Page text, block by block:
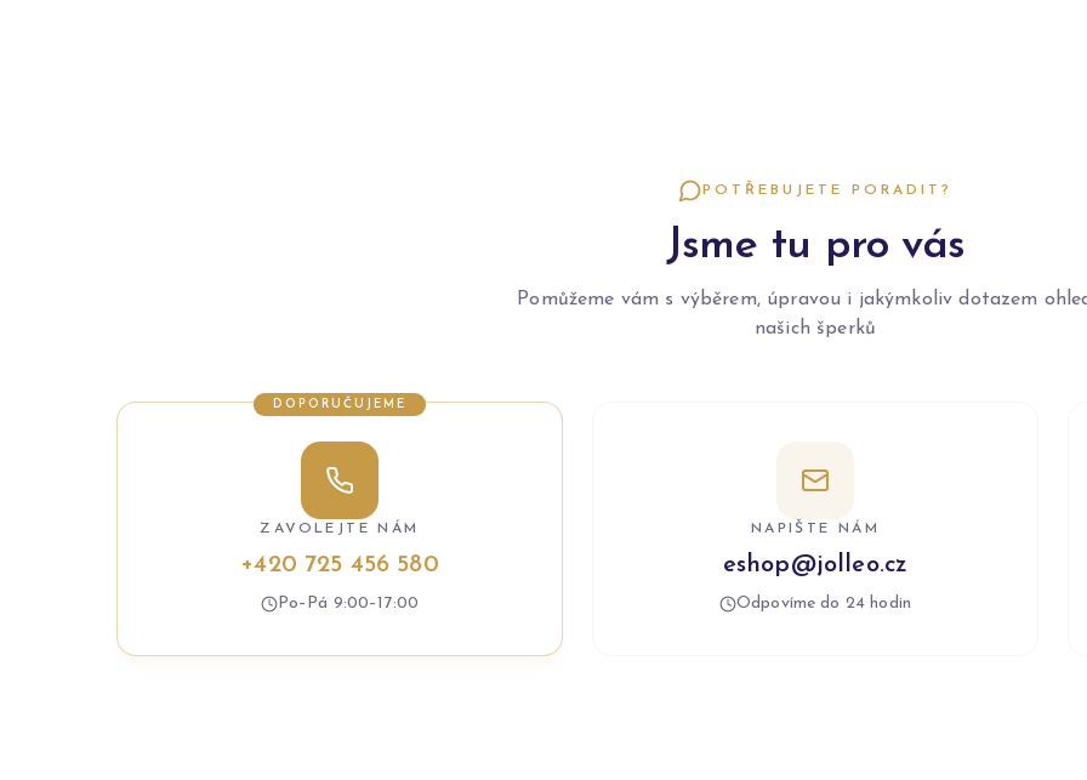
POTŘEBUJETE PORADIT?
Jsme tu pro vás
Pomůžeme vám s výběrem, úpravou i jakýmkoliv dotazem
našich šperků
DOPORUČUJEME
ZAVOLEJTE NÁM
+420 725 456 580
Po–Pá 9:00–17:00
NAPIŠTE NÁM
eshop@jolleo.cz
Odpovíme do 24 hodin